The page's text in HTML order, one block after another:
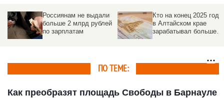
Россиянам не выдали
больше 2 млрд рублей
по зарплатам
Кто на конец 2025 года
в Алтайском крае
зарабатывал больше
ПО ТЕМЕ:
Как преобразят площадь Свободы в Барнауле